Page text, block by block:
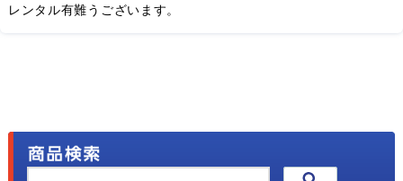
レンタル有難うございます。